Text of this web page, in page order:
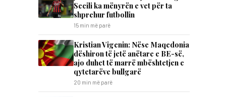
Secili ka mënyrën e vet për ta
shprehur futbollin
15 min më parë
Kristian Vigenin: Nëse Maqedonia
dëshiron të jetë anëtare e BE-së,
ajo duhet të marrë mbështetjen e
qytetarëve bullgarë
20 min më parë